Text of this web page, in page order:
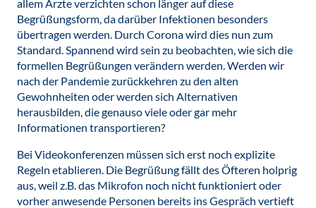
allem Ärzte verzichten schon länger auf diese
Begrüßungsform, da darüber Infektionen besonders
übertragen werden. Durch Corona wird dies nun zum
Standard. Spannend wird sein zu beobachten, wie sich die
formellen Begrüßungen verändern werden. Werden wir
nach der Pandemie zurückkehren zu den alten
Gewohnheiten oder werden sich Alternativen
herausbilden, die genauso viele oder gar mehr
Informationen transportieren?
Bei Videokonferenzen müssen sich erst noch explizite
Regeln etablieren. Die Begrüßung fällt des Öfteren holprig
aus, weil z.B. das Mikrofon noch nicht funktioniert oder
vorher anwesende Personen bereits ins Gespräch vertieft